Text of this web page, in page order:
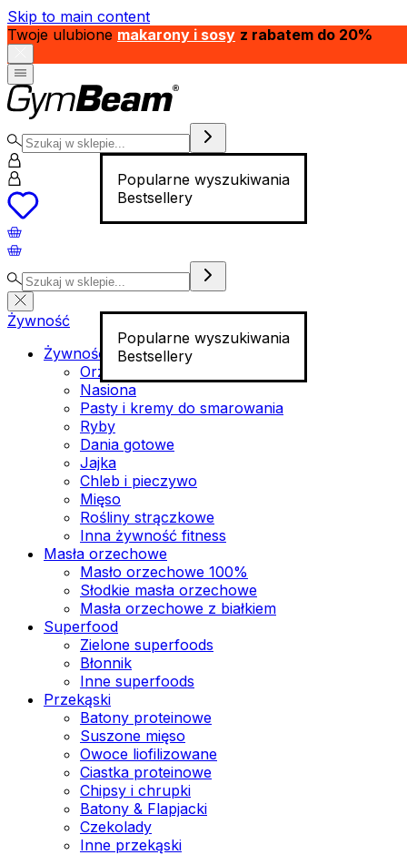
Skip to main content
Twoje ulubione makarony i sosy z rabatem do 20%
Popularne wyszukiwania
Bestsellery
Popularne wyszukiwania
Bestsellery
Żywność
Żywność funkcjonalna
Orzechy
Nasiona
Pasty i kremy do smarowania
Ryby
Dania gotowe
Jajka
Chleb i pieczywo
Mięso
Rośliny strączkowe
Inna żywność fitness
Masła orzechowe
Masło orzechowe 100%
Słodkie masła orzechowe
Masła orzechowe z białkiem
Superfood
Zielone superfoods
Błonnik
Inne superfoods
Przekąski
Batony proteinowe
Suszone mięso
Owoce liofilizowane
Ciastka proteinowe
Chipsy i chrupki
Batony & Flapjacki
Czekolady
Inne przekąski